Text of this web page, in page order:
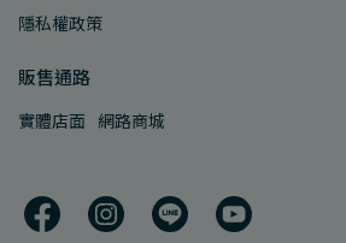
隱私權政策
販售通路
實體店面 網路商城